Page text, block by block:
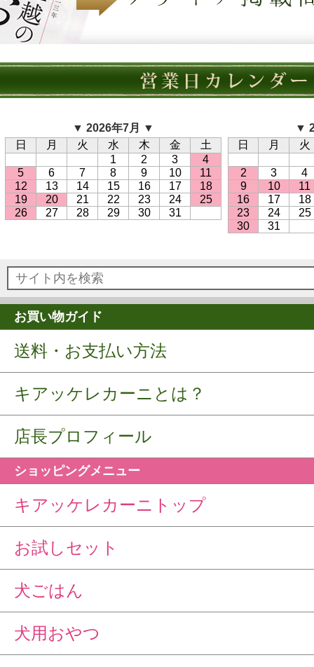
▼ 2026年7月 ▼
日
月 火 水 木 金
土
1
2 3
4
5
6 7 8 9 10
11
12
13 14 15 16 17
18
19
20 21 22 23 24
25
26
27 28 29 30 31
▼
日
月 火
2 3
4
9
10
11
16
17
18
23
24
25
30
31
お買い物ガイド
送料・お支払い方法
キアッケレカーニとは？
店長プロフィール
ショッピングメニュー
キアッケレカーニトップ
お試しセット
犬ごはん
犬用おやつ